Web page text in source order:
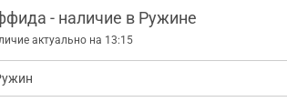
- наличие в Ружине
актуально на 13:15